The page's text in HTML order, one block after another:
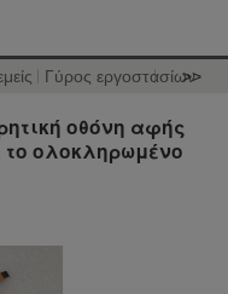
Γύρος εργοστασίων
>>
οθόνη αφής
το ολοκληρωμένο